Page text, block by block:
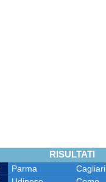
RISULTATI
Parma Cagliari